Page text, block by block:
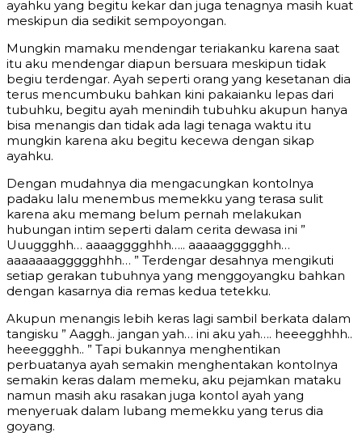
ayahku yang begitu kekar dan juga tenagnya masih kuat
meskipun dia sedikit sempoyongan.
Mungkin mamaku mendengar teriakanku karena saat
itu aku mendengar diapun bersuara meskipun tidak
begiu terdengar. Ayah seperti orang yang kesetanan dia
terus mencumbuku bahkan kini pakaianku lepas dari
tubuhku, begitu ayah menindih tubuhku akupun hanya
bisa menangis dan tidak ada lagi tenaga waktu itu
mungkin karena aku begitu kecewa dengan sikap
ayahku.
Dengan mudahnya dia mengacungkan kontolnya
padaku lalu menembus memekku yang terasa sulit
karena aku memang belum pernah melakukan
hubungan intim seperti dalam cerita dewasa ini ”
Uuuggghh… aaaagggghhh….. aaaaaggggghh…
aaaaaaaggggghhh… ” Terdengar desahnya mengikuti
setiap gerakan tubuhnya yang menggoyangku bahkan
dengan kasarnya dia remas kedua tetekku.
Akupun menangis lebih keras lagi sambil berkata dalam
tangisku ” Aaggh.. jangan yah… ini aku yah…. heeegghhh..
heeeggghh.. ” Tapi bukannya menghentikan
perbuatanya ayah semakin menghentakan kontolnya
semakin keras dalam memeku, aku pejamkan mataku
namun masih aku rasakan juga kontol ayah yang
menyeruak dalam lubang memekku yang terus dia
goyang.